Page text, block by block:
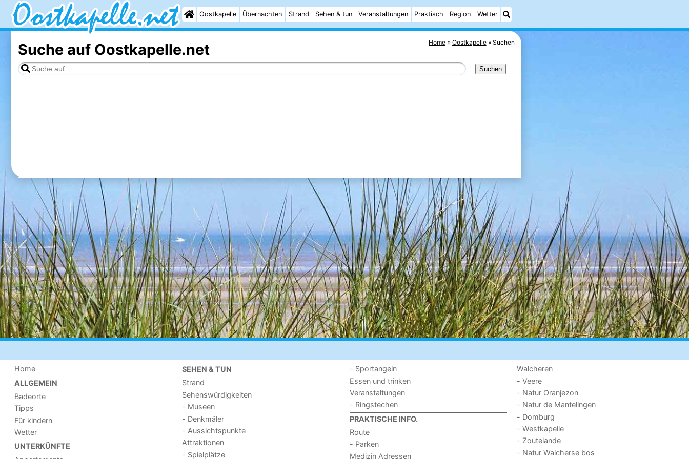
Oostkapelle Übernachten Strand Sehen & tun Veranstaltungen Praktisch Region Wetter
Home Oostkapelle Suchen
Suche auf Oostkapelle.net
Home
ALLGEMEIN
Badeorte
Tipps
Für kindern
Wetter
UNTERKÜNFTE
SEHEN & TUN
Strand
Sehenswürdigkeiten
- Museen
- Denkmäler
- Aussichtspunkte
Attraktionen
- Spielplätze
- Sportangeln
Essen und trinken
Veranstaltungen
- Ringstechen
PRAKTISCHE INFO.
Route
- Parken
Medizin Adressen
Walcheren
- Veere
- Natur Oranjezon
- Natur de Mantelingen
- Domburg
- Westkapelle
- Zoutelande
- Natur Walcherse bos